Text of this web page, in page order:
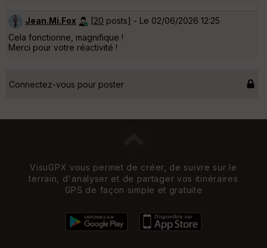
Jean.Mi.Fox [20 posts] - Le 02/06/2026 12:25
Cela fonctionne, magnifique !
Merci pour votre réactivité !
Connectez-vous pour poster
VisuGPX vous permet de créer, de suivre sur le
terrain, d'analyser et de partager vos itinéraires
GPS de façon simple et gratuite